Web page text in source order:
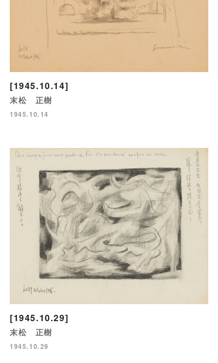
[1945.10.14]
末松 正樹
1945.10.14
[1945.10.29]
末松 正樹
1945.10.29